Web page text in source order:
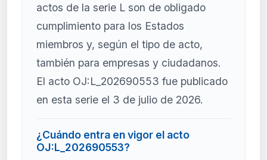
actos de la serie L son de obligado
cumplimiento para los Estados
miembros y, según el tipo de acto,
también para empresas y ciudadanos.
El acto OJ:L_202690553 fue publicado
en esta serie el 3 de julio de 2026.
¿Cuándo entra en vigor el acto
OJ:L_202690553?